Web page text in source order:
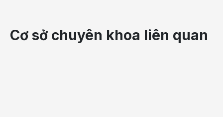
Cơ sở chuyên khoa liên quan